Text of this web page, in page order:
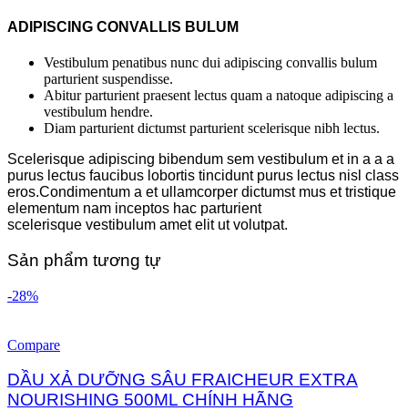
ADIPISCING CONVALLIS BULUM
Vestibulum penatibus nunc dui adipiscing convallis bulum
parturient suspendisse.
Abitur parturient praesent lectus quam a natoque adipiscing a
vestibulum hendre.
Diam parturient dictumst parturient scelerisque nibh lectus.
Scelerisque adipiscing bibendum sem vestibulum et in a a a
purus lectus faucibus lobortis tincidunt purus lectus nisl class
eros.Condimentum a et ullamcorper dictumst mus et tristique
elementum nam inceptos hac parturient
scelerisque vestibulum amet elit ut volutpat.
Sản phẩm tương tự
-28%
Compare
DẦU XẢ DƯỠNG SÂU FRAICHEUR EXTRA
NOURISHING 500ML CHÍNH HÃNG